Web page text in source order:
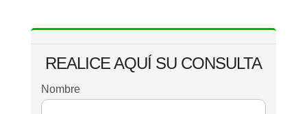
REALICE AQUÍ SU CONSULTA
Nombre